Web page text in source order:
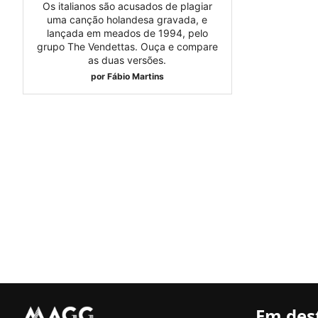
Os italianos são acusados de plagiar
uma canção holandesa gravada, e
lançada em meados de 1994, pelo
grupo The Vendettas. Ouça e compare
as duas versões.
por Fábio Martins